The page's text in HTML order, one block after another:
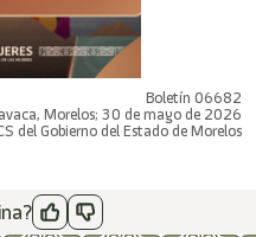
Boletín 06682
Morelos; 30 de mayo de 2026
del Gobierno del Estado de Morelos